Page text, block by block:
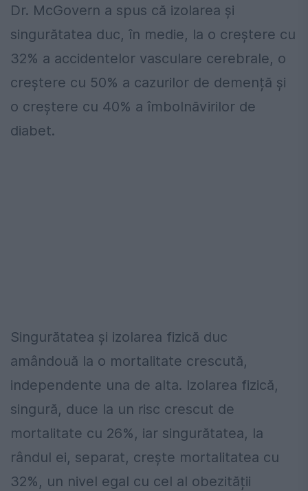
Dr. McGovern a spus că izolarea și
singurătatea duc, în medie, la o creștere cu
32% a accidentelor vasculare cerebrale, o
creștere cu 50% a cazurilor de demență și
o creștere cu 40% a îmbolnăvirilor de
diabet.
Singurătatea și izolarea fizică duc
amândouă la o mortalitate crescută,
independente una de alta. Izolarea fizică,
singură, duce la un risc crescut de
mortalitate cu 26%, iar singurătatea, la
rândul ei, separat, crește mortalitatea cu
32%, un nivel egal cu cel al obezității